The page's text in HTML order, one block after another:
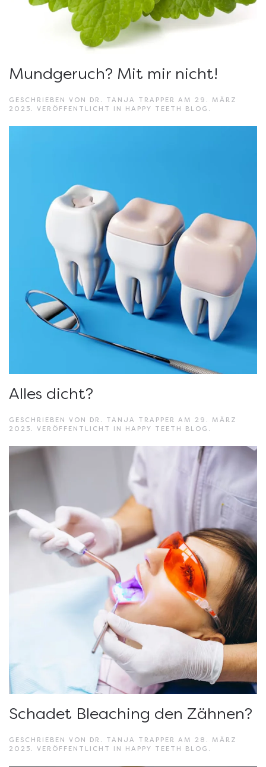
Mundgeruch? Mit mir nicht!
GESCHRIEBEN VON DR. TANJA TRAPPER AM 29. MÄRZ
2025 . VERÖFFENTLICHT IN HAPPY TEETH BLOG .
Alles dicht?
GESCHRIEBEN VON DR. TANJA TRAPPER AM 29. MÄRZ
2025 . VERÖFFENTLICHT IN HAPPY TEETH BLOG .
Schadet Bleaching den Zähnen?
GESCHRIEBEN VON DR. TANJA TRAPPER AM 28. MÄRZ
2025 . VERÖFFENTLICHT IN HAPPY TEETH BLOG .